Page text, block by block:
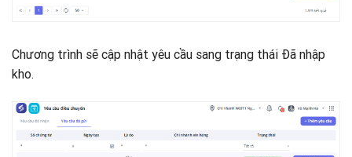
Chương trình sẽ cập nhật yêu cầu sang trạng thái Đã nhập
kho.